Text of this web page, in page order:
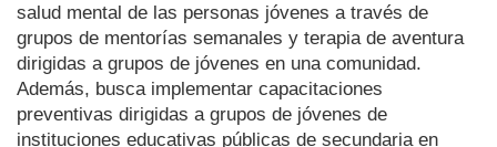
salud mental de las personas jóvenes a través de
grupos de mentorías semanales y terapia de aventura
dirigidas a grupos de jóvenes en una comunidad.
Además, busca implementar capacitaciones
preventivas dirigidas a grupos de jóvenes de
instituciones educativas públicas de secundaria en